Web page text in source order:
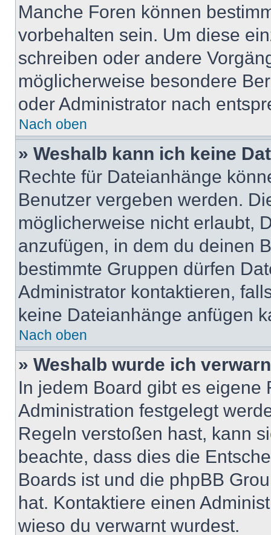
Manche Foren können
vorbehalten sein. Um diese
schreiben oder andere
möglicherweise besondere
oder Administrator nach
Nach oben
» Weshalb kann ich keine
Rechte für Dateianhänge
Benutzer vergeben werden.
möglicherweise nicht erlaubt,
anzufügen, in dem du deinen
bestimmte Gruppen dürfen
Administrator kontaktieren,
keine Dateianhänge anfügen
Nach oben
» Weshalb wurde ich
In jedem Board gibt es
Administration festgelegt
Regeln verstoßen hast, kann
beachte, dass dies die
Boards ist und die phpBB
hat. Kontaktiere einen
wieso du verwarnt wurdest.